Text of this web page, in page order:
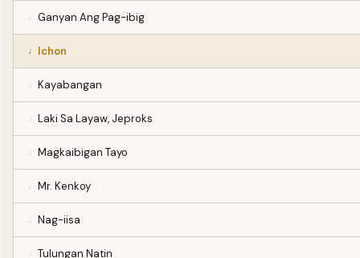
Ganyan Ang Pag-ibig
Ichon
Kayabangan
Laki Sa Layaw, Jeproks
Magkaibigan Tayo
Mr. Kenkoy
Nag-iisa
Tulungan Natin